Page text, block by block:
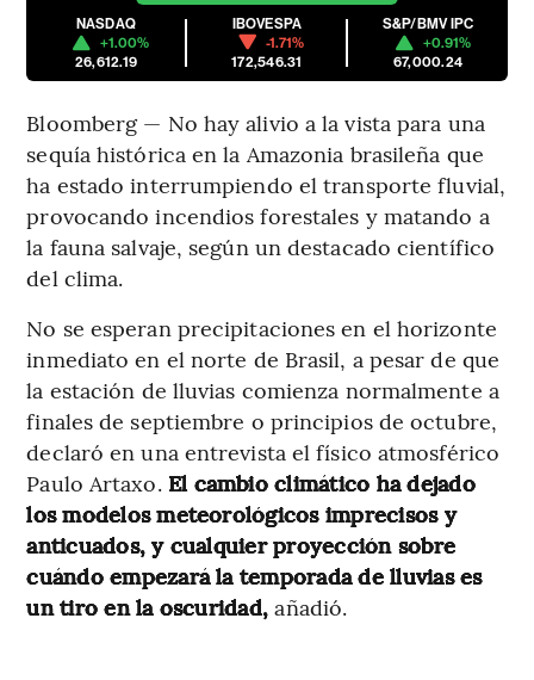
NASDAQ
+1.00%
26,612.19
IBOVESPA
-1.71%
172,546.31
S&P/BMV IPC
+0.91%
67,000.24
Bloomberg — No hay alivio a la vista para una
sequía histórica en la Amazonia brasileña que
ha estado interrumpiendo el transporte fluvial,
provocando incendios forestales y matando a
la fauna salvaje, según un destacado científico
del clima.
No se esperan precipitaciones en el horizonte
inmediato en el norte de Brasil, a pesar de que
la estación de lluvias comienza normalmente a
finales de septiembre o principios de octubre,
declaró en una entrevista el físico atmosférico
Paulo Artaxo. El cambio climático ha dejado
los modelos meteorológicos imprecisos y
anticuados, y cualquier proyección sobre
cuándo empezará la temporada de lluvias es
un tiro en la oscuridad,añadió.